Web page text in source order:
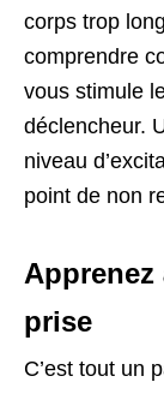
corps trop
comprendre
vous stimule
déclencheur.
niveau
point de non
Apprenez
prise
C’est tout un